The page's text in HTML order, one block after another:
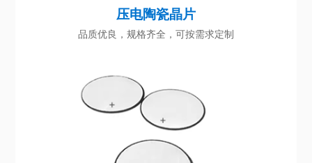
压电陶瓷晶片
品质优良，规格齐全，可按需求定制